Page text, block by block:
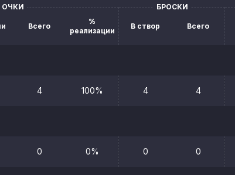
ОЧКИ
Всего
%
реализации
БРОСКИ
В створ Всего
4 100% 4 4
0 0% 0 0